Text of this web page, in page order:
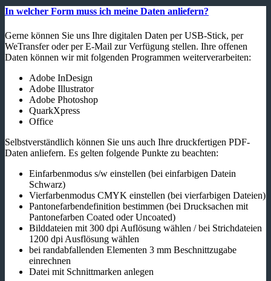
In welcher Form muss ich meine Daten anliefern?
Gerne können Sie uns Ihre digitalen Daten per USB-Stick, per
WeTransfer oder per E-Mail zur Verfügung stellen. Ihre offenen
Daten können wir mit folgenden Programmen weiterverarbeiten:
Adobe InDesign
Adobe Illustrator
Adobe Photoshop
QuarkXpress
Office
Selbstverständlich können Sie uns auch Ihre druckfertigen PDF-
Daten anliefern. Es gelten folgende Punkte zu beachten:
Einfarbenmodus s/w einstellen (bei einfarbigen Datein
Schwarz)
Vierfarbenmodus CMYK einstellen (bei vierfarbigen Dateien)
Pantonefarbendefinition bestimmen (bei Drucksachen mit
Pantonefarben Coated oder Uncoated)
Bilddateien mit 300 dpi Auflösung wählen / bei Strichdateien
1200 dpi Ausflösung wählen
bei randabfallenden Elementen 3 mm Beschnittzugabe
einrechnen
Datei mit Schnittmarken anlegen